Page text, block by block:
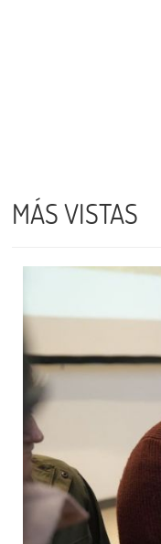
MÁS VISTAS